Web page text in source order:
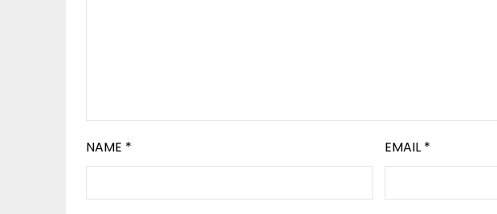
NAME * EMAIL *